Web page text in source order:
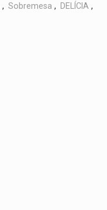
, Sobremesa , DELÍCIA ,